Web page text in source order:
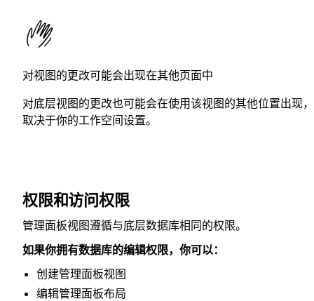
对视图的更改可能会出现在其他页面中
对底层视图的更改也可能会在使用该视图的其他位置出现
取决于你的工作空间设置。
权限和访问权限
管理面板视图遵循与底层数据库相同的权限。
如果你拥有数据库的编辑权限，你可以：
创建管理面板视图
编辑管理面板布局